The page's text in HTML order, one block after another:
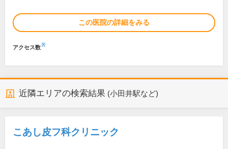
この医院の詳細をみる
アクセス数※
近隣エリアの検索結果 (小田井駅など)
こあし皮フ科クリニック